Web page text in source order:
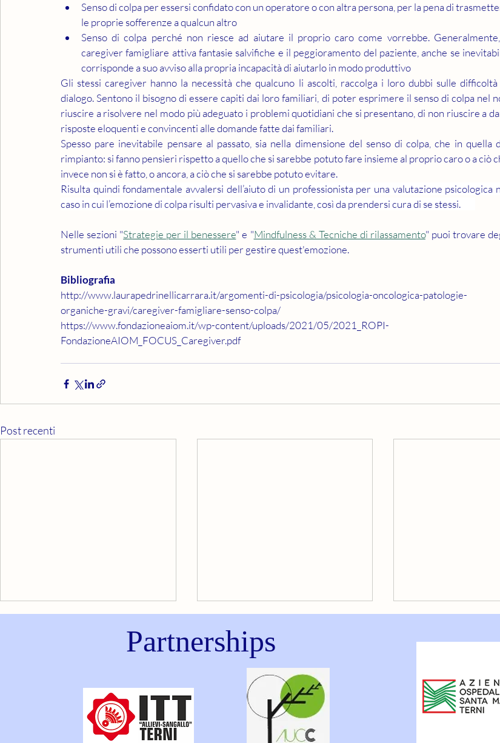
Senso di colpa per essersi confidato con un operatore o con altra persona, per la pena di
le proprie sofferenze a qualcun altro
Senso di colpa perché non riesce ad aiutare il proprio caro come vorrebbe.
caregiver famigliare attiva fantasie salvifiche e il peggioramento del paziente, anche se
corrisponde a suo avviso alla propria incapacità di aiutarlo in modo produttivo
Gli stessi caregiver hanno la necessità che qualcuno li ascolti, raccolga i loro dubbi sulle difficoltà
dialogo. Sentono il bisogno di essere capiti dai loro familiari, di poter esprimere il senso di colpa nel
riuscire a risolvere nel modo più adeguato i problemi quotidiani che si presentano, di non riuscire a
risposte eloquenti e convincenti alle domande fatte dai familiari.
Spesso pare inevitabile pensare al passato, sia nella dimensione del senso di colpa, che in quella
rimpianto: si fanno pensieri rispetto a quello che si sarebbe potuto fare insieme al proprio caro o a ciò
invece non si è fatto, o ancora, a ciò che si sarebbe potuto evitare.
Risulta quindi fondamentale avvalersi dell’aiuto di un professionista per una valutazione psicologica
caso in cui l’emozione di colpa risulti pervasiva e invalidante, così da prendersi cura di se stessi.
Nelle sezioni "Strategie per il benessere" e "Mindfulness & Tecniche di rilassamento" puoi trovare
strumenti utili che possono esserti utili per gestire quest'emozione.
Bibliografia
http://www.laurapedrinellicarrara.it/argomenti-di-psicologia/psicologia-oncologica-patologie-
organiche-gravi/caregiver-famigliare-senso-colpa/
https://www.fondazioneaiom.it/wp-content/uploads/2021/05/2021_ROPI-
FondazioneAIOM_FOCUS_Caregiver.pdf
Post recenti
GLI SBALZI D'UMORE
LA TACHICARDIA
Partnerships